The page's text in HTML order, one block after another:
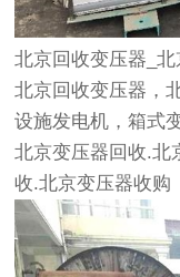
北京回收变压器_
北京回收变压器，
设施发电机，箱式
北京变压器回收.北
收.北京变压器收购